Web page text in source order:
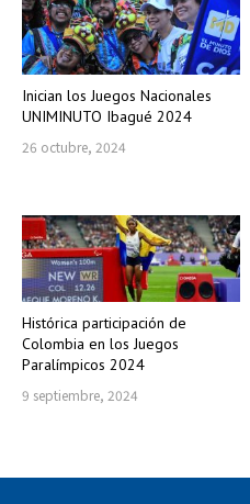
Inician los Juegos Nacionales
UNIMINUTO Ibagué 2024
26 octubre, 2024
Histórica participación de
Colombia en los Juegos
Paralímpicos 2024
9 septiembre, 2024